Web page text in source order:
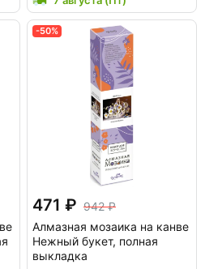
-50%
471
942
Алмазная мозаика на канве
Нежный букет, полная
выкладка